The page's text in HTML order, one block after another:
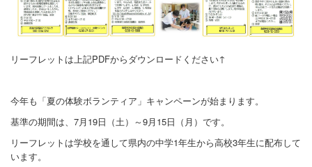
リーフレットは上記PDFからダウンロードください↑
今年も「夏の体験ボランティア」キャンペーンが始まります。
基準の期間は、7月19日（土）～9月15日（月）です。
リーフレットは学校を通して県内の中学1年生から高校3年生に配布して
います。